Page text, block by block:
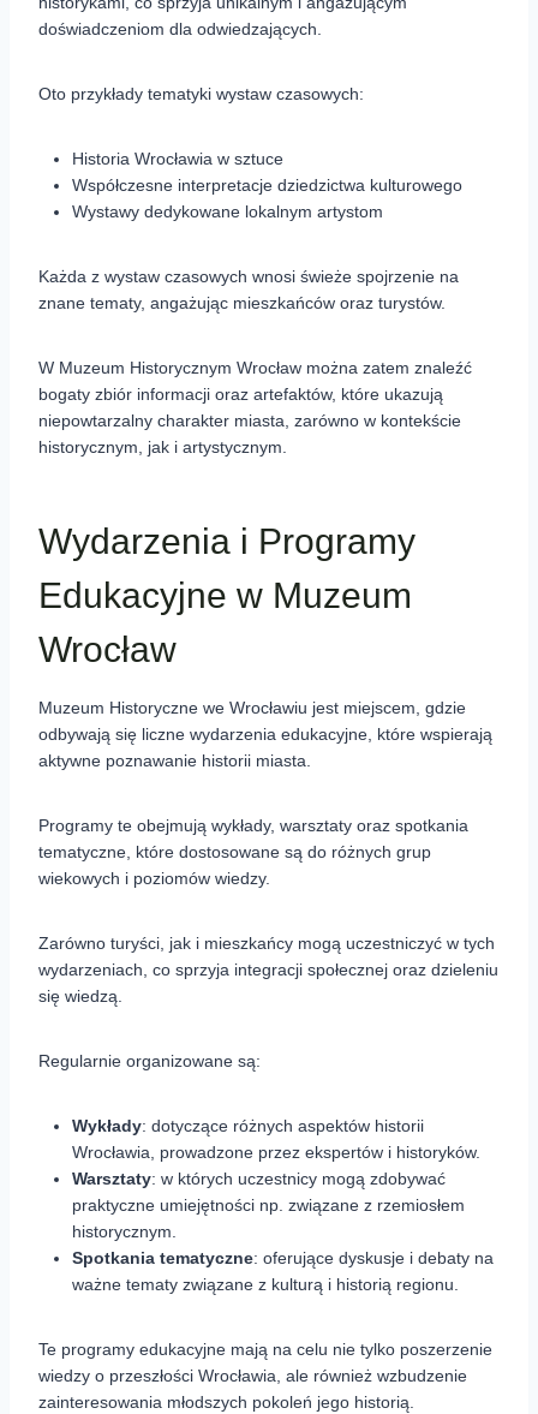
doświadczeniom dla odwiedzających.
Oto przykłady tematyki wystaw czasowych:
Historia Wrocławia w sztuce
Współczesne interpretacje dziedzictwa kulturowego
Wystawy dedykowane lokalnym artystom
Każda z wystaw czasowych wnosi świeże spojrzenie na
znane tematy, angażując mieszkańców oraz turystów.
W Muzeum Historycznym Wrocław można zatem znaleźć
bogaty zbiór informacji oraz artefaktów, które ukazują
niepowtarzalny charakter miasta, zarówno w kontekście
historycznym, jak i artystycznym.
Wydarzenia i Programy
Edukacyjne w Muzeum
Wrocław
Muzeum Historyczne we Wrocławiu jest miejscem, gdzie
odbywają się liczne wydarzenia edukacyjne, które wspierają
aktywne poznawanie historii miasta.
Programy te obejmują wykłady, warsztaty oraz spotkania
tematyczne, które dostosowane są do różnych grup
wiekowych i poziomów wiedzy.
Zarówno turyści, jak i mieszkańcy mogą uczestniczyć w tych
wydarzeniach, co sprzyja integracji społecznej oraz dzieleniu
się wiedzą.
Regularnie organizowane są:
Wykłady: dotyczące różnych aspektów historii
Wrocławia, prowadzone przez ekspertów i historyków.
Warsztaty: w których uczestnicy mogą zdobywać
praktyczne umiejętności np. związane z rzemiosłem
historycznym.
Spotkania tematyczne: oferujące dyskusje i debaty na
ważne tematy związane z kulturą i historią regionu.
Te programy edukacyjne mają na celu nie tylko poszerzenie
wiedzy o przeszłości Wrocławia, ale również wzbudzenie
zainteresowania młodszych pokoleń jego historią.